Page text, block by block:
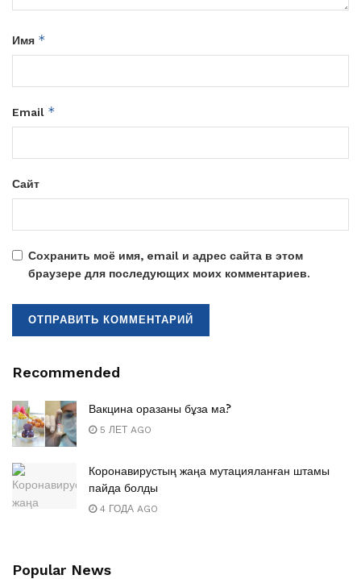
Имя *
Email *
Сайт
Сохранить моё имя, email и адрес сайта в этом
браузере для последующих моих комментариев.
Recommended
Вакцина оразаны бұза ма?
5 ЛЕТ AGO
Коронавирустың жаңа мутацияланған штамы
пайда болды
4 ГОДА AGO
Popular News